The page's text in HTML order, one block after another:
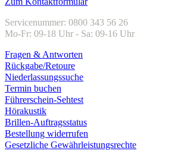
Servicenummer: 0800 343 56 26
Mo-Fr: 09-18 Uhr - Sa: 09-16 Uhr
Fragen & Antworten
Rückgabe/Retoure
Niederlassungssuche
Termin buchen
Führerschein-Sehtest
Hörakustik
Brillen-Auftragsstatus
Bestellung widerrufen
Gesetzliche Gewährleistungsrechte